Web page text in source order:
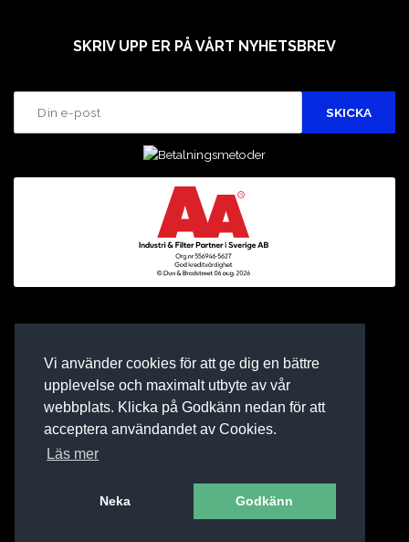
Vi använder cookies för att ge dig en bättre
upplevelse och maximalt utbyte av vår
webbplats. Klicka på Godkänn nedan för att
acceptera användandet av Cookies.
Läs mer
Neka Godkänn
SKRIV UPP ER PÅ VÅRT NYHETSBREV
E-BUTIK AV BINEA